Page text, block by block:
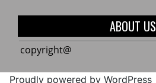
ABOUT US
copyright@
Proudly powered by WordPress